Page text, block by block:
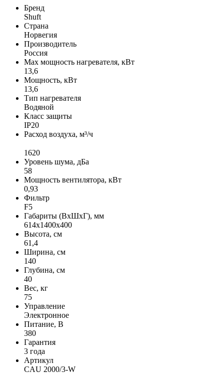
Бренд
Shuft
Страна
Норвегия
Производитель
Россия
Max мощность нагревателя, кВт
13,6
Мощность, кВт
13,6
Тип нагревателя
Водяной
Класс защиты
IP20
Расход воздуха, м³/ч
1620
Уровень шума, дБа
58
Мощность вентилятора, кВт
0,93
Фильтр
F5
Габариты (ВхШхГ), мм
614х1400х400
Высота, см
61,4
Ширина, см
140
Глубина, см
40
Вес, кг
75
Управление
Электронное
Питание, В
380
Гарантия
3 года
Артикул
CAU 2000/3-W